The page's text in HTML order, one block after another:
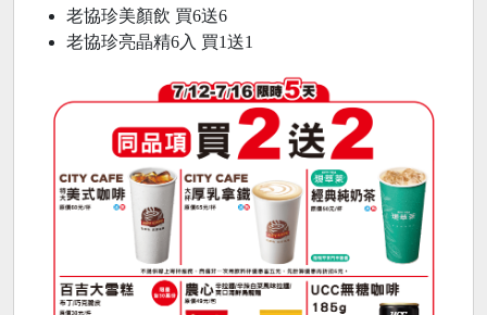
老協珍美顏飲 買6送6
老協珍亮晶精6入 買1送1